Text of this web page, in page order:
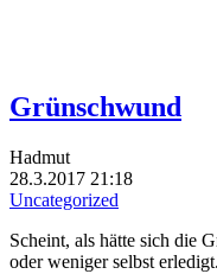
Grünschwund
Hadmut
28.3.2017 21:18
Uncategorized
Scheint, als hätte sich die
oder weniger selbst erledigt.